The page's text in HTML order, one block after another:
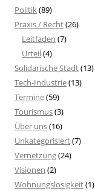
Politik(89)
Praxis / Recht(26)
Leitfaden (7)
Urteil(4)
Solidarische Stadt(13)
Tech-Industrie(13)
Termine(59)
Tourismus(3)
Über uns(16)
Unkategorisiert(7)
Vernetzung(24)
Visionen (2)
Wohnungslosigkeit(1)